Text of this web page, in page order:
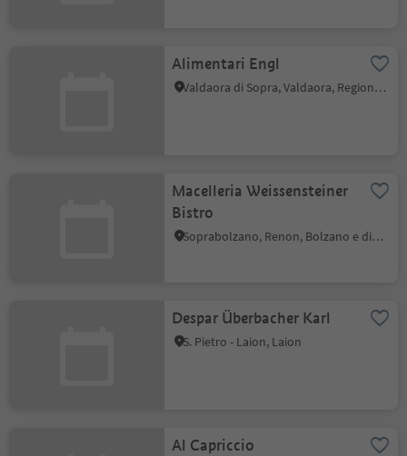
Alimentari Engl
Valdaora di Sopra, Valdaora, Regione dolomitica Plan de Corones
Macelleria Weissensteiner
Bistro
Soprabolzano, Renon, Bolzano e dintorni
Despar Überbacher Karl
S. Pietro - Laion, Laion
Al Capriccio